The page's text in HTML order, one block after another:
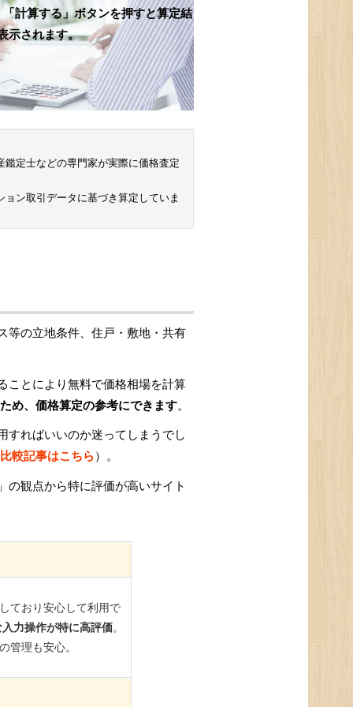
計算する」ボタンを押すと算定結
示されます。
定士などの専門家が実際に価格査定
ン取引データに基づき算定していま
等の立地条件、住戸・敷地・共有
ことにより無料で価格相場を計算
め、価格算定の参考にできます。
すればいいのか迷ってしまうでし
比較記事はこちら）。
の観点から特に評価が高いサイト